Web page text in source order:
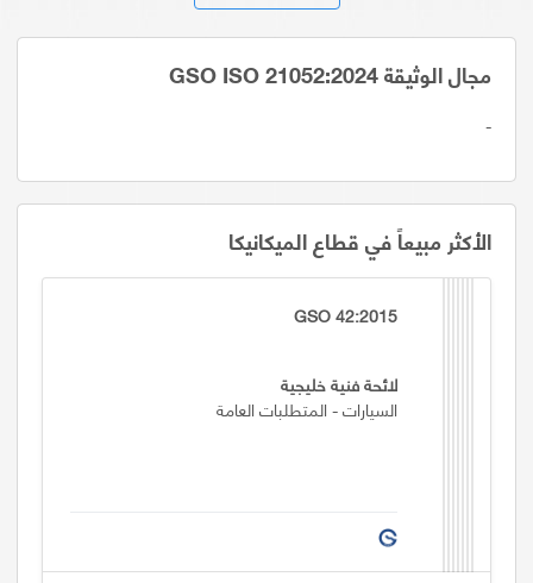
مجال الوثيقة GSO ISO 21052:2024
-
الأكثر مبيعاً في قطاع الميكانيكا
GSO 42:2015
لائحة فنية خليجية
السيارات - المتطلبات العامة